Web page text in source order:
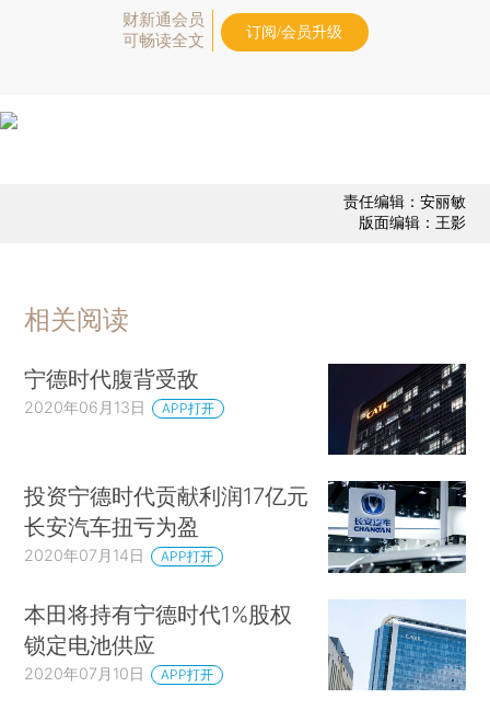
财新通会员
可畅读全文
订阅/会员升级
责任编辑：安丽敏
版面编辑：王影
相关阅读
宁德时代腹背受敌
2020年06月13日 APP打开
投资宁德时代贡献利润17亿元
长安汽车扭亏为盈
2020年07月14日 APP打开
本田将持有宁德时代1%股权
锁定电池供应
2020年07月10日 APP打开